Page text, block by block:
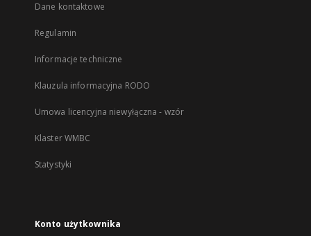
Dane kontaktowe
Regulamin
Informacje techniczne
Klauzula informacyjna RODO
Umowa licencyjna niewyłączna - wzór
Klaster WMBC
Statystyki
Konto użytkownika